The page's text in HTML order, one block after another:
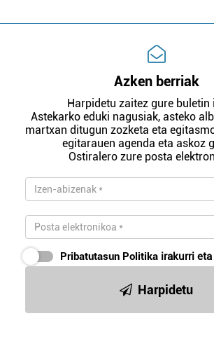
Azken berriak
Harpidetu zaitez gure buletin
Astekarko eduki nagusiak, asteko
martxan ditugun zozketa eta
egitarauen agenda eta askoz
Ostiralero zure posta
Pribatutasun Politika irakurri
Harpidetu